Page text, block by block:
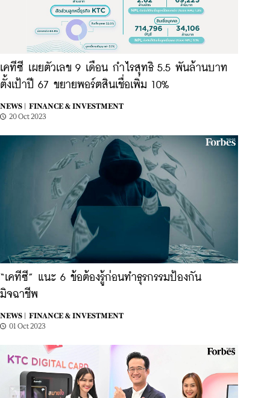
เคทีซี เผยตัวเลข 9 เดือน กำไรสุทธิ 5.5 พันล้านบาท
ตั้งเป้าปี 67 ขยายพอร์ตสินเชื่อเพิ่ม 10%
NEWS |
FINANCE & INVESTMENT
20 Oct 2023
“เคทีซี” แนะ 6 ข้อต้องรู้ก่อนทำธุรกรรมป้องกัน
มิจฉาชีพ
NEWS |
FINANCE & INVESTMENT
01 Oct 2023